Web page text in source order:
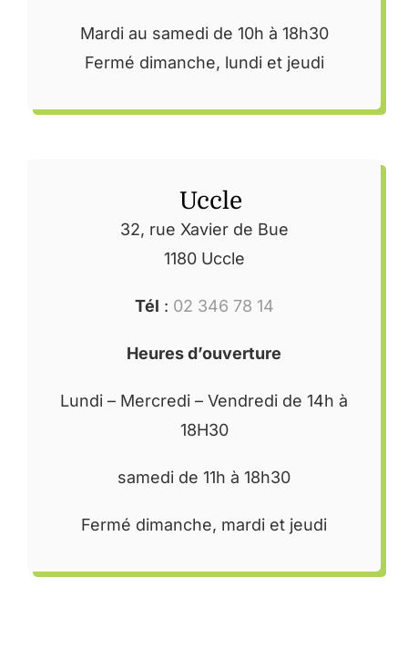
Mardi au samedi de 10h à 18h30
Fermé dimanche, lundi et jeudi
Uccle
32, rue Xavier de Bue
1180 Uccle
Tél : 02 346 78 14
Heures d’ouverture
Lundi – Mercredi – Vendredi de 14h à
18H30
samedi de 11h à 18h30
Fermé dimanche, mardi et jeudi
Produit(s) ajouté(s) au panier !
Votre panier est vide.